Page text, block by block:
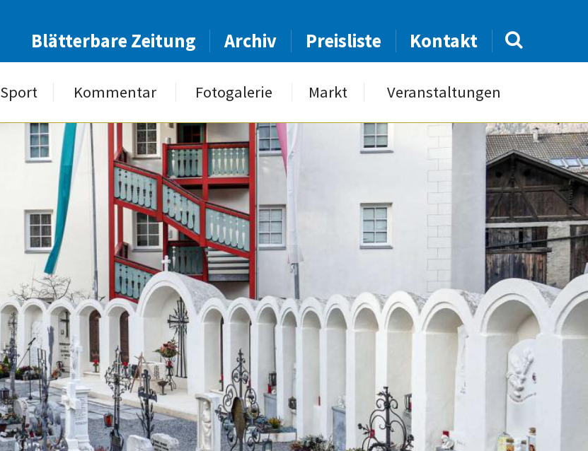
Blätterbare Zeitung Archiv Preisliste Kontakt
Sport Kommentar Fotogalerie Markt Veranstaltungen